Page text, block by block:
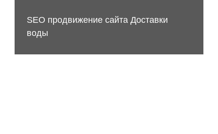
SEO продвижение сайта Доставки
воды